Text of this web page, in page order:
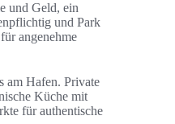
und Geld, ein
und Park
angenehme
am Hafen. Private
Küche mit
für authentische